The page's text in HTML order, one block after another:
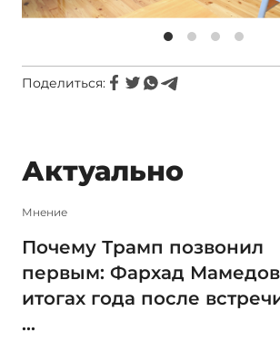
Поделиться:
Актуально
Мнение
Почему Трамп позвонил
первым: Фархад
итогах года после
...